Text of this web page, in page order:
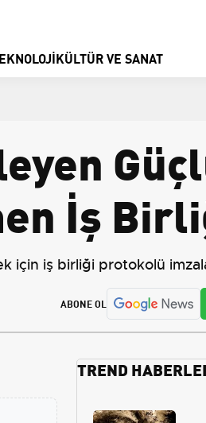
KÜLTÜR VE SANAT
İş
için iş birliği protokolü
ABONE OL
TREND